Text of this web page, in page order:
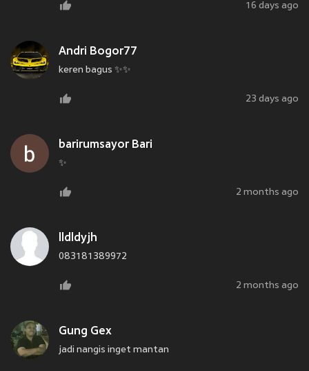
16 days ago
Andri Bogor77
keren bagus ✨✨
23 days ago
barirumsayor Bari
✨
2 months ago
lldldyjh
083181389972
2 months ago
Gung Gex
jadi nangis inget mantan